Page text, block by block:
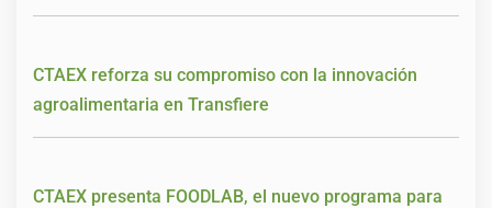
CTAEX reforza su compromiso con la innovación
agroalimentaria en Transfiere
CTAEX presenta FOODLAB, el nuevo programa para